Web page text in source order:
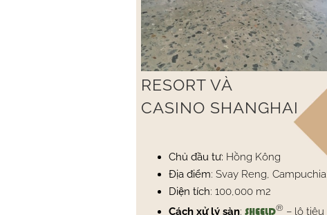
RESORT VÀ
CASINO SHANGHAI
Chủ đầu tư: Hồng Kông
Địa điểm: Svay Reng, Campuchia
Diện tích: 100,000 m2
Cách xử lý sàn: SHEELD®– lộ tiêu